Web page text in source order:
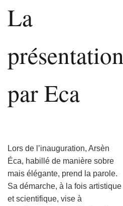
La
présentation
par Eca
Lors de l’inauguration, Arsèn
Éca, habillé de manière sobre
mais élégante, prend la parole.
Sa démarche, à la fois artistique
et scientifique, vise à